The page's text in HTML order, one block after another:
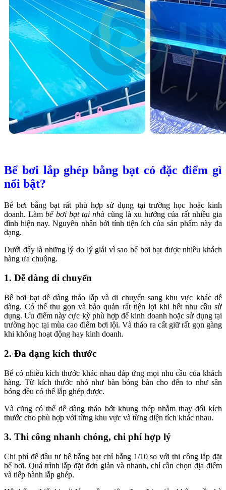
Bể bơi lắp ghép bằng bạt có đặc điểm gì
nổi bật?
Bể bơi bằng bạt rất phù hợp sử dụng tại trường học hoặc kinh
doanh. Làmbể bơi bạt tại nhà cũng là xu hướng của rất nhiều gia
đình hiện nay. Nguyên nhân bởi tính tiện ích của sản phẩm này đa
dạng.
Dưới đây là những lý do lý giải vì sao bể bơi bạt được nhiều khách
hàng ưa chuộng.
1. Dễ dàng di chuyển
Bể bơi bạt dễ dàng tháo lắp và di chuyển sang khu vực khác dễ
dàng. Có thể thu gọn và bảo quản rất tiện lợi khi hết nhu cầu sử
dụng. Ưu điểm này cực kỳ phù hợp để kinh doanh hoặc sử dụng tại
trường học tại mùa cao điểm bơi lội. Và tháo ra cất giữ rất gọn gàng
khi không hoạt động hay kinh doanh.
2. Đa dạng kích thước
Bể có nhiều kích thước khác nhau đáp ứng mọi nhu cầu của khách
hàng. Từ kích thước nhỏ như bàn bóng bàn cho đến to như sân
bóng đều có thể lắp ghép được.
Và cũng có thể dễ dàng tháo bớt khung thép nhằm thay đổi kích
thước cho phù hợp với từng khu vực và từng diện tích khác nhau.
3. Thi công nhanh chóng, chi phí hợp lý
Chi phí để đầu tư bể bằng bạt chỉ bằng 1/10 so với thi công lắp đặt
bể bơi. Quá trình lắp đặt đơn giản và nhanh, chỉ cần chọn địa điểm
và tiếp hành lắp ghép.